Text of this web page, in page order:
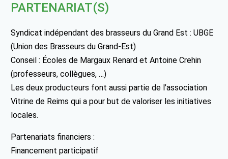
PARTENARIAT(S)
Syndicat indépendant des brasseurs du Grand Est : UBGE
(Union des Brasseurs du Grand-Est)
Conseil : Écoles de Margaux Renard et Antoine Crehin
(professeurs, collègues, …)
Les deux producteurs font aussi partie de l’association
Vitrine de Reims qui a pour but de valoriser les initiatives
locales.
Partenariats financiers :
Financement participatif